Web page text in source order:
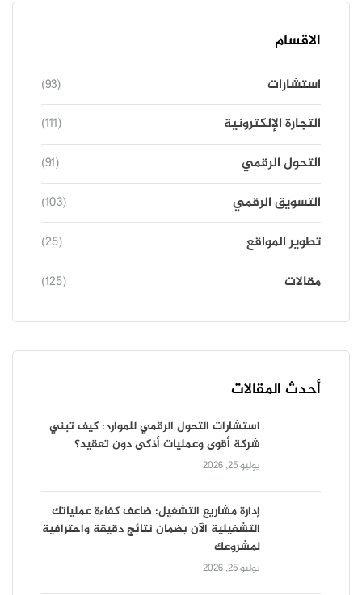
الاقسام
استشارات
(93)
التجارة الإلكترونية
(111)
التحول الرقمي
(91)
التسويق الرقمي
(103)
تطوير المواقع
(25)
مقالات
(125)
أحدث المقالات
استشارات التحول الرقمي للموارد: كيف تبني
شركة أقوى وعمليات أذكى دون تعقيد؟
يوليو 25, 2026
إدارة مشاريع التشغيل: ضاعف كفاءة عملياتك
التشغيلية الآن بضمان نتائج دقيقة واحترافية
لمشروعك
يوليو 25, 2026